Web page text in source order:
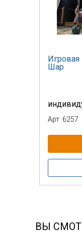
Шар
Арт: 6257
ВЫ